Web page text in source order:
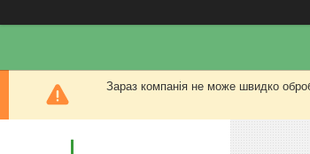
Зараз компанія не може швидко